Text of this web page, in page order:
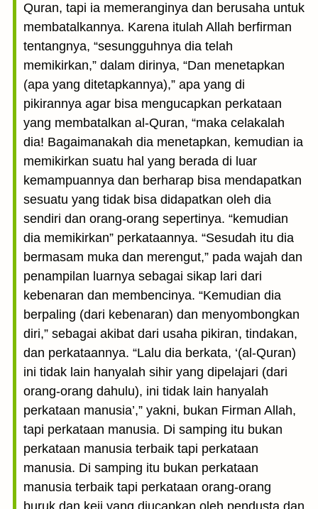
Quran, tapi ia memeranginya dan berusaha untuk
membatalkannya. Karena itulah Allah berfirman
tentangnya, “sesungguhnya dia telah
memikirkan,” dalam dirinya, “Dan menetapkan
(apa yang ditetapkannya),” apa yang di
pikirannya agar bisa mengucapkan perkataan
yang membatalkan al-Quran, “maka celakalah
dia! Bagaimanakah dia menetapkan, kemudian ia
memikirkan suatu hal yang berada di luar
kemampuannya dan berharap bisa mendapatkan
sesuatu yang tidak bisa didapatkan oleh dia
sendiri dan orang-orang sepertinya. “kemudian
dia memikirkan” perkataannya. “Sesudah itu dia
bermasam muka dan merengut,” pada wajah dan
penampilan luarnya sebagai sikap lari dari
kebenaran dan membencinya. “Kemudian dia
berpaling (dari kebenaran) dan menyombongkan
diri,” sebagai akibat dari usaha pikiran, tindakan,
dan perkataannya. “Lalu dia berkata, ‘(al-Quran)
ini tidak lain hanyalah sihir yang dipelajari (dari
orang-orang dahulu), ini tidak lain hanyalah
perkataan manusia’,” yakni, bukan Firman Allah,
tapi perkataan manusia. Di samping itu bukan
perkataan manusia terbaik tapi perkataan
manusia. Di samping itu bukan perkataan
manusia terbaik tapi perkataan orang-orang
buruk dan keji yang diucapkan oleh pendusta dan